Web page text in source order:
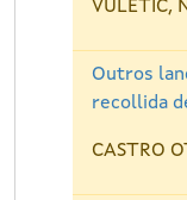
VULETIĆ,
Outros
recollida
CASTRO